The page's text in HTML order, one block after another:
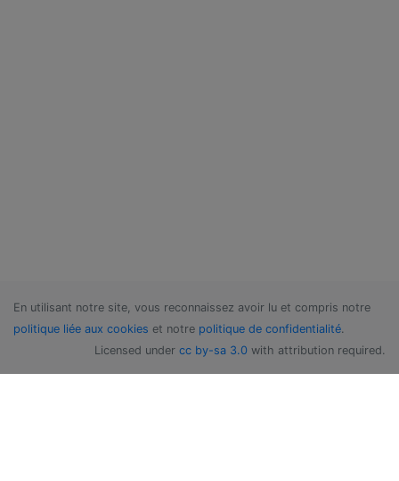
En utilisant notre site, vous reconnaissez avoir lu et compris notre
politique liée aux cookies et notre politique de confidentialité.
Licensed under cc by-sa 3.0 with attribution required.